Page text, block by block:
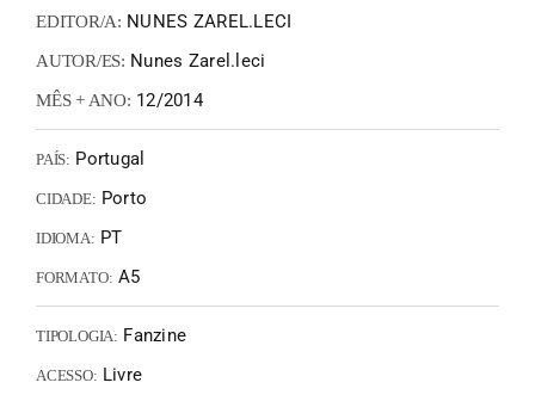
EDITOR/A: NUNES ZAREL.LECI
AUTOR/ES: Nunes Zarel.leci
MÊS + ANO: 12/2014
PAÍS: Portugal
CIDADE: Porto
IDIOMA: PT
FORMATO: A5
TIPOLOGIA: Fanzine
ACESSO: Livre